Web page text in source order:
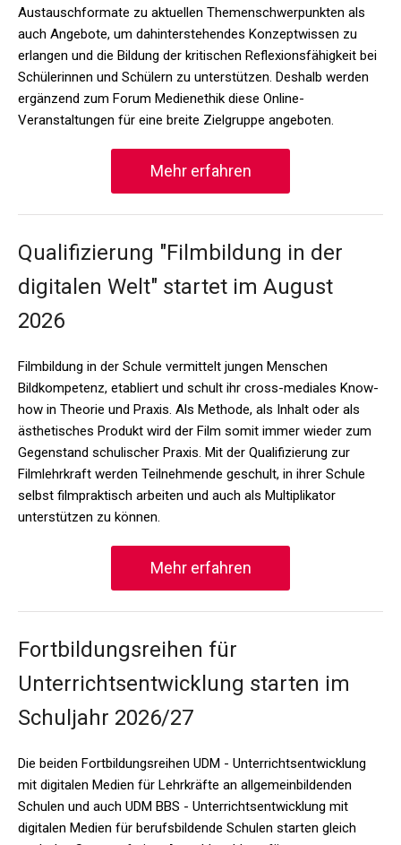
Austauschformate zu aktuellen Themenschwerpunkten als
auch Angebote, um dahinterstehendes Konzeptwissen zu
erlangen und die Bildung der kritischen Reflexionsfähigkeit bei
Schülerinnen und Schülern zu unterstützen. Deshalb werden
ergänzend zum Forum Medienethik diese Online-
Veranstaltungen für eine breite Zielgruppe angeboten.
Mehr erfahren
Qualifizierung "Filmbildung in der
digitalen Welt" startet im August
2026
Filmbildung in der Schule vermittelt jungen Menschen
Bildkompetenz, etabliert und schult ihr cross-mediales Know-
how in Theorie und Praxis. Als Methode, als Inhalt oder als
ästhetisches Produkt wird der Film somit immer wieder zum
Gegenstand schulischer Praxis. Mit der Qualifizierung zur
Filmlehrkraft werden Teilnehmende geschult, in ihrer Schule
selbst filmpraktisch arbeiten und auch als Multiplikator
unterstützen zu können.
Mehr erfahren
Fortbildungsreihen für
Unterrichtsentwicklung starten im
Schuljahr 2026/27
Die beiden Fortbildungsreihen UDM - Unterrichtsentwicklung
mit digitalen Medien für Lehrkräfte an allgemeinbildenden
Schulen und auch UDM BBS - Unterrichtsentwicklung mit
digitalen Medien für berufsbildende Schulen starten gleich